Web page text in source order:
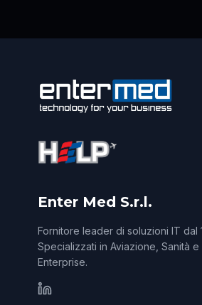
Enter Med S.r.l.
Fornitore leader di soluzioni IT dal
Specializzati in Aviazione, Sanità e
Enterprise.